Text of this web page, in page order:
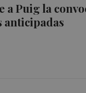
a Puig la
anticipadas